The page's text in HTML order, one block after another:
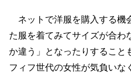
ネットで洋服を購入する機
た服を着てみてサイズが合わ
か違う」となったりすること
フィフ世代の女性が気負いな